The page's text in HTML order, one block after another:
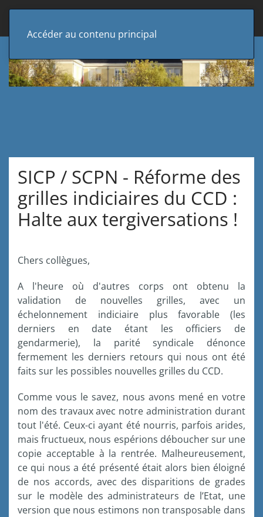
Accéder au contenu principal
SICP / SCPN - Réforme des
grilles indiciaires du CCD :
Halte aux tergiversations !
Chers collègues,
A l'heure où d'autres corps ont obtenu la
validation de nouvelles grilles, avec un
échelonnement indiciaire plus favorable (les
derniers en date étant les officiers de
gendarmerie), la parité syndicale dénonce
fermement les derniers retours qui nous ont été
faits sur les possibles nouvelles grilles du CCD.
Comme vous le savez, nous avons mené en votre
nom des travaux avec notre administration durant
tout l'été. Ceux-ci ayant été nourris, parfois arides,
mais fructueux, nous espérions déboucher sur une
copie acceptable à la rentrée. Malheureusement,
ce qui nous a été présenté était alors bien éloigné
de nos accords, avec des disparitions de grades
sur le modèle des administrateurs de l’Etat, une
version que nous estimons non transposable dans